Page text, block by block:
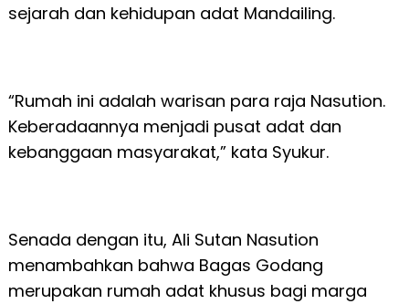
sejarah dan kehidupan adat Mandailing.
“Rumah ini adalah warisan para raja Nasution.
Keberadaannya menjadi pusat adat dan
kebanggaan masyarakat,” kata Syukur.
Senada dengan itu, Ali Sutan Nasution
menambahkan bahwa Bagas Godang
merupakan rumah adat khusus bagi marga